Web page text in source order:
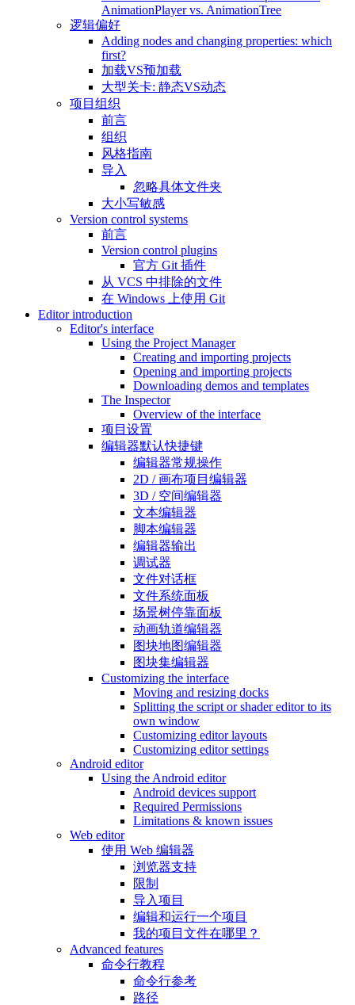
AnimationPlayer vs. AnimationTree
逻辑偏好
Adding nodes and changing properties: which
first?
加载VS预加载
大型关卡: 静态VS动态
项目组织
前言
组织
风格指南
导入
忽略具体文件夹
大小写敏感
Version control systems
前言
Version control plugins
官方 Git 插件
从 VCS 中排除的文件
在 Windows 上使用 Git
Editor introduction
Editor's interface
Using the Project Manager
Creating and importing projects
Opening and importing projects
Downloading demos and templates
The Inspector
Overview of the interface
项目设置
编辑器默认快捷键
编辑器常规操作
2D / 画布项目编辑器
3D / 空间编辑器
文本编辑器
脚本编辑器
编辑器输出
调试器
文件对话框
文件系统面板
场景树停靠面板
动画轨道编辑器
图块地图编辑器
图块集编辑器
Customizing the interface
Moving and resizing docks
Splitting the script or shader editor to its
own window
Customizing editor layouts
Customizing editor settings
Android editor
Using the Android editor
Android devices support
Required Permissions
Limitations & known issues
Web editor
使用 Web 编辑器
浏览器支持
限制
导入项目
编辑和运行一个项目
我的项目文件在哪里？
Advanced features
命令行教程
命令行参考
路径